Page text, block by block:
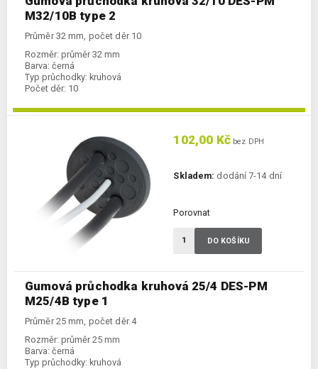
M32/10B type 2
Průměr 32 mm, počet děr 10
Rozměr: průměr 32 mm
Barva: černá
Typ průchodky: kruhová
Počet děr: 10
Gumová průchodka kruhová 25/4 DES-PM
M25/4B type 1
Průměr 25 mm, počet děr 4
Rozměr: průměr 25 mm
Barva: černá
Typ průchodky: kruhová
102,00 Kč bez DPH
Skladem: dodání 7-14 dní
Porovnat
DO KOŠÍKU